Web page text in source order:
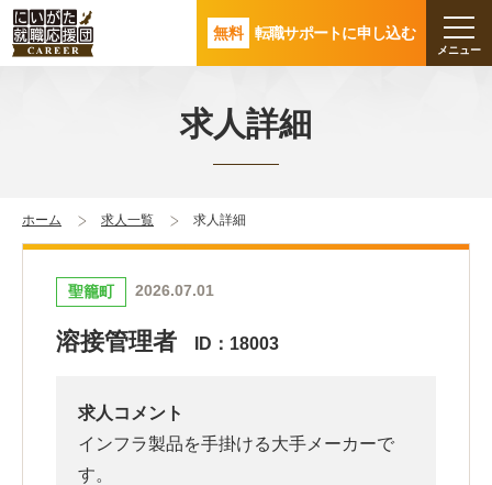
無料 転職サポートに申し込む
求人詳細
ホーム 求人一覧 求人詳細
聖籠町 2026.07.01
溶接管理者 ID：18003
求人コメント
インフラ製品を手掛ける大手メーカーで
す。